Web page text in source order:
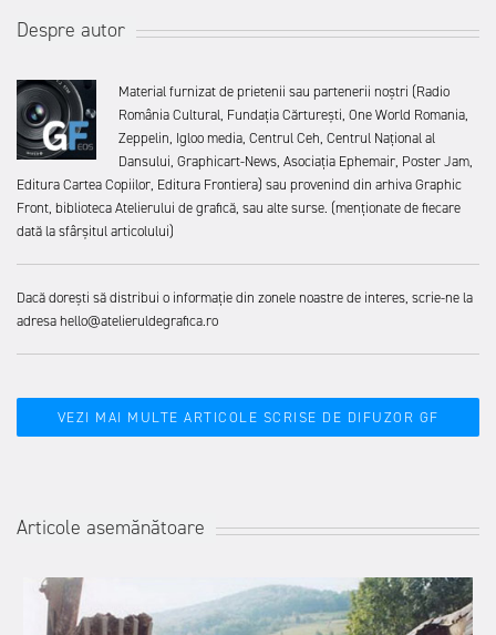
Despre autor
Material furnizat de prietenii sau partenerii noștri (Radio
România Cultural, Fundația Cărturești, One World Romania,
Zeppelin, Igloo media, Centrul Ceh, Centrul Național al
Dansului, Graphicart-News, Asociația Ephemair, Poster Jam,
Editura Cartea Copiilor, Editura Frontiera) sau provenind din arhiva Graphic
Front, biblioteca Atelierului de grafică, sau alte surse. (menționate de fiecare
dată la sfârșitul articolului)
Dacă dorești să distribui o informație din zonele noastre de interes, scrie-ne la
adresa hello@atelieruldegrafica.ro
VEZI MAI MULTE ARTICOLE SCRISE DE DIFUZOR GF
Articole asemănătoare